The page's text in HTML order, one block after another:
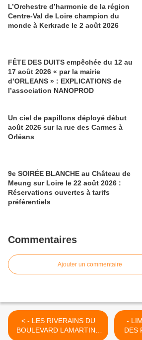
L’Orchestre d’harmonie de la région
Centre-Val de Loire champion du
monde à Kerkrade le 2 août 2026
FÊTE DES DUITS empêchée du 12 au
17 août 2026 « par la mairie
d’ORLEANS » : EXPLICATIONS de
l’association NANOPROD
Un ciel de papillons déployé début
août 2026 sur la rue des Carmes à
Orléans
9e SOIRÉE BLANCHE au Château de
Meung sur Loire le 22 août 2026 :
Réservations ouvertes à tarifs
préférentiels
Commentaires
Ajouter un commentaire
< - LES RIVERAINS DU
BOULEVARD LAMARTINE
-
DES